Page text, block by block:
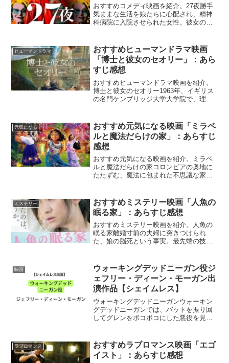
おすすめコメディ映画を紹介。27夜勝手
気ままな生活を娘たちに心配され、精神
科病院に入院させられた女性。彼女の振
家は判断を迫られる。『２７夜』Netflix
公式サクッと鑑...
ヒューマンドラマ
おすすめヒューマンドラマ映画
「博士と彼女のセオリー」：あら
すじ感想
おすすめヒューマンドラマ映画を紹介。
博士と彼女のセオリー1963年、イギリス
の名門ケンブリッジ大学大学院で、理論
ころが、その頃から彼の体調に異変が起
き始める。やがてAL...
元気になる
おすすめ元気になる映画「ミラベ
ルと魔法だらけの家」：あらすじ
感想
おすすめ元気になる映画を紹介。ミラベ
ルと魔法だらけの家コロンビアの奥地に
たたずむ、魔法に包まれた不思議な家。
「魔法の才能（ギフト）」を家から与え
られていた。しかし、そのう...
ミステリー
おすすめミステリー映画「人魚の
眠る家」：あらすじ感想
おすすめミステリー映画を紹介。人魚の
眠る家離婚寸前の夫婦に突きつけられ
た、娘の脳死という事実。最先端の技術
決意する。『人魚の眠る家』Netflix公式/
あらすじ人の死と...
映画
ウォーキングデッドニーガン役ジ
ェフリー・ディーン・モーガン出
演作品【シェイムレス】
ウォーキングデッドニーガンウォーキン
グデッドニーガンでは、バットを振り回
してグレンをボコボコにした悪役を見事
があり行動している。シーズンがクライ
マックスになればなるほど...
ラブロマンス
おすすめラブロマンス映画「エゴ
イスト」：あらすじ感想